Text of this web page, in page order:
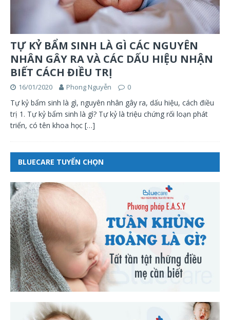
TỰ KỶ BẨM SINH LÀ GÌ CÁC NGUYÊN
NHÂN GÂY RA VÀ CÁC DẤU HIỆU NHẬN
BIẾT CÁCH ĐIỀU TRỊ
16/01/2020 Phong Nguyễn 0
Tự kỷ bẩm sinh là gì, nguyên nhân gây ra, dấu hiệu, cách điều
trị 1. Tự kỷ bẩm sinh là gì? Tự kỷ là triệu chứng rối loạn phát
triển, có tên khoa học […]
BLUECARE TUYỂN CHỌN